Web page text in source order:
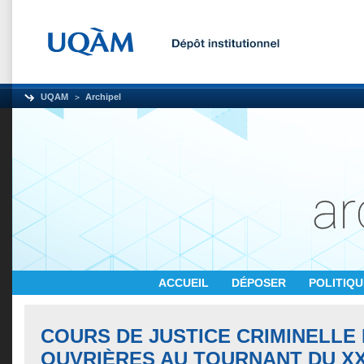
UQAM Archipel
ACCUEIL DÉPOSER
COURS DE JUSTICE CRIMINELLE
OUVRIÈRES AU TOURNANT DU